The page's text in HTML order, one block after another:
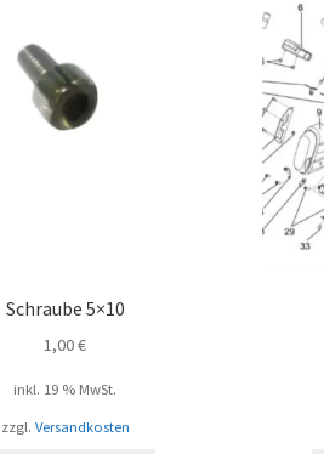
Schraube 5×10
1,00€
inkl. 19 % MwSt.
zzgl. Versandkosten